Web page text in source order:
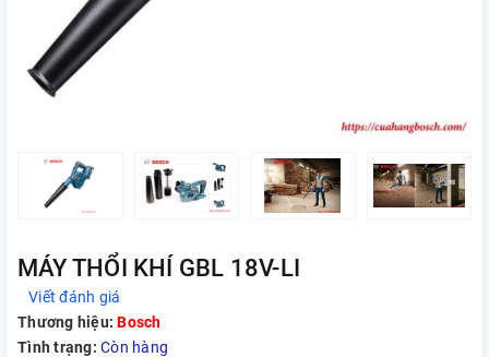
MÁY THỔI KHÍ GBL 18V-LI
Viết đánh giá
Thương hiệu: Bosch
Tình trạng: Còn hàng